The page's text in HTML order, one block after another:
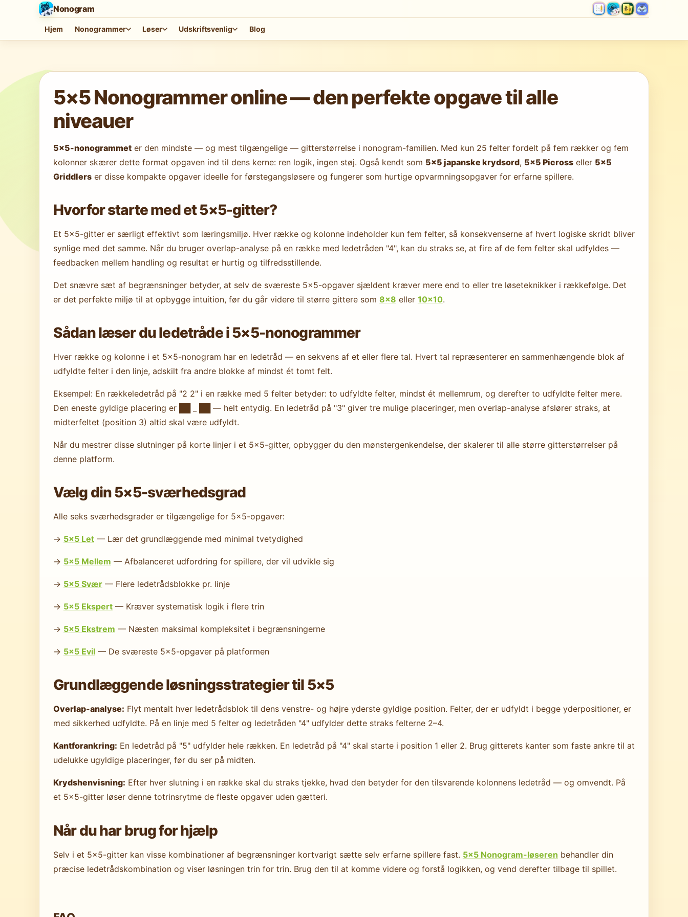
Nonogram
Hjem Nonogrammer Løser Udskriftsvenlig Blog
Indlæser spil…
5×5 Nonogrammer online — den perfekte opgave til alle
niveauer
5×5-nonogrammeter den mindste — og mest tilgængelige — gitterstørrelse i nonogram-familien. Med kun 25 felter fordelt på fem rækker og fem
kolonner skærer dette format opgaven ind til dens kerne: ren logik, ingen støj. Også kendt som 5×5 japanske krydsord, 5×5 Picrosseller 5×5
Griddlerser disse kompakte opgaver ideelle for førstegangsløsere og fungerer som hurtige opvarmningsopgaver for erfarne spillere.
Hvorfor starte med et 5×5-gitter?
Et 5×5-gitter er særligt effektivt som læringsmiljø. Hver række og kolonne indeholder kun fem felter, så konsekvenserne af hvert logiske skridt bliver
synlige med det samme. Når du bruger overlap-analyse på en række med ledetråden "4", kan du straks se, at fire af de fem felter skal udfyldes —
feedbacken mellem handling og resultat er hurtig og tilfredsstillende.
Det snævre sæt af begrænsninger betyder, at selv de sværeste 5×5-opgaver sjældent kræver mere end to eller tre løseteknikker i rækkefølge. Det
er det perfekte miljø til at opbygge intuition, før du går videre til større gittere som 8×8 eller 10×10.
Sådan læser du ledetråde i 5×5-nonogrammer
Hver række og kolonne i et 5×5-nonogram har en ledetråd — en sekvens af et eller flere tal. Hvert tal repræsenterer en sammenhængende blok af
udfyldte felter i den linje, adskilt fra andre blokke af mindst ét tomt felt.
Eksempel: En rækkeledetråd på "2 2" i en række med 5 felter betyder: to udfyldte felter, mindst ét mellemrum, og derefter to udfyldte felter mere.
Den eneste gyldige placering er ██ _ ██ — helt entydig. En ledetråd på "3" giver tre mulige placeringer, men overlap-analyse afslører straks, at
midterfeltet (position 3) altid skal være udfyldt.
Når du mestrer disse slutninger på korte linjer i et 5×5-gitter, opbygger du den mønstergenkendelse, der skalerer til alle større gitterstørrelser på
denne platform.
Vælg din 5×5-sværhedsgrad
Alle seks sværhedsgrader er tilgængelige for 5×5-opgaver:
→ 5×5 Let— Lær det grundlæggende med minimal tvetydighed
→ 5×5 Mellem — Afbalanceret udfordring for spillere, der vil udvikle sig
→ 5×5 Svær— Flere ledetrådsblokke pr. linje
→ 5×5 Ekspert— Kræver systematisk logik i flere trin
→ 5×5 Ekstrem — Næsten maksimal kompleksitet i begrænsningerne
→ 5×5 Evil— De sværeste 5×5-opgaver på platformen
Grundlæggende løsningsstrategier til 5×5
Overlap-analyse: Flyt mentalt hver ledetrådsblok til dens venstre- og højre yderste gyldige position. Felter, der er udfyldt i begge yderpositioner, er
med sikkerhed udfyldte. På en linje med 5 felter og ledetråden "4" udfylder dette straks felterne 2–4.
Kantforankring: En ledetråd på "5" udfylder hele rækken. En ledetråd på "4" skal starte i position 1 eller 2. Brug gitterets kanter som faste ankre til at
udelukke ugyldige placeringer, før du ser på midten.
Krydshenvisning: Efter hver slutning i en række skal du straks tjekke, hvad den betyder for den tilsvarende kolonnens ledetråd — og omvendt. På
et 5×5-gitter løser denne totrinsrytme de fleste opgaver uden gætteri.
Når du har brug for hjælp
Selv i et 5×5-gitter kan visse kombinationer af begrænsninger kortvarigt sætte selv erfarne spillere fast. 5×5 Nonogram-løseren behandler din
præcise ledetrådskombination og viser løsningen trin for trin. Brug den til at komme videre og forstå logikken, og vend derefter tilbage til spillet.